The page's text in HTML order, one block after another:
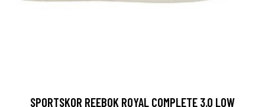
SPORTSKOR REEBOK ROYAL COMPLETE 3.0 LOW